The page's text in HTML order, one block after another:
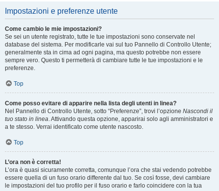
Impostazioni e preferenze utente
Come cambio le mie impostazioni?
Se sei un utente registrato, tutte le tue impostazioni sono conservate nel
database del sistema. Per modificarle vai sul tuo Pannello di Controllo Utente;
generalmente sta in cima ad ogni pagina, ma questo potrebbe non essere
sempre vero. Questo ti permetterà di cambiare tutte le tue impostazioni e le
preferenze.
Top
Come posso evitare di apparire nella lista degli utenti in linea?
Nel Pannello di Controllo Utente, sotto “Preferenze”, trovi l’opzione Nascondi il
tuo stato in linea. Attivando questa opzione, apparirai solo agli amministratori e
a te stesso. Verrai identificato come utente nascosto.
Top
L’ora non è corretta!
L’ora è quasi sicuramente corretta, comunque l’ora che stai vedendo potrebbe
essere quella di un fuso orario differente dal tuo. Se così fosse, devi cambiare
le impostazioni del tuo profilo per il fuso orario e farlo coincidere con la tua